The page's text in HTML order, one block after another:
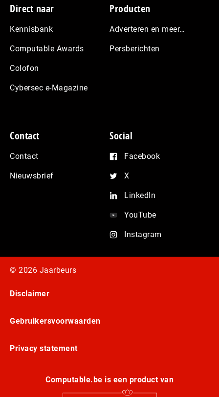
Footer
Direct naar
Kennisbank
Computable Awards
Colofon
Cybersec e-Magazine
Producten
Adverteren en meer…
Persberichten
Contact
Contact
Nieuwsbrief
Social
Facebook
X
LinkedIn
YouTube
Instagram
© 2026 Jaarbeurs
Disclaimer
Gebruikersvoorwaarden
Privacy statement
Computable.be is een product van